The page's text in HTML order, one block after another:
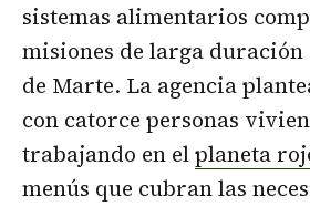
sistemas alimentarios
misiones de larga duración
de Marte. La agencia
con catorce personas
trabajando en elplaneta
menús que cubran las